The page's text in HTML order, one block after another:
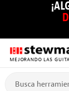
MEJORANDO LAS